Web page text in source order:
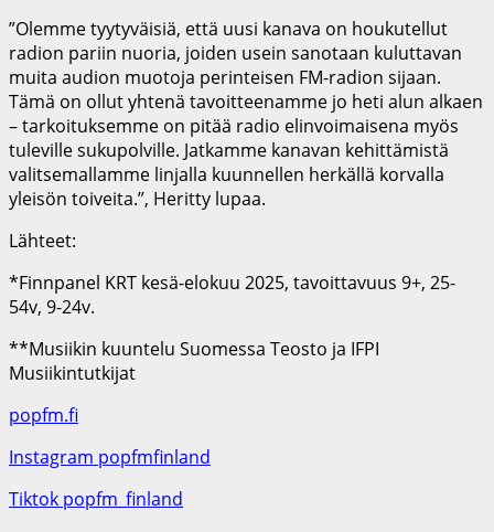
”Olemme tyytyväisiä, että uusi kanava on houkutellut
radion pariin nuoria, joiden usein sanotaan kuluttavan
muita audion muotoja perinteisen FM-radion sijaan.
Tämä on ollut yhtenä tavoitteenamme jo heti alun alkaen
– tarkoituksemme on pitää radio elinvoimaisena myös
tuleville sukupolville. Jatkamme kanavan kehittämistä
valitsemallamme linjalla kuunnellen herkällä korvalla
yleisön toiveita.”, Heritty lupaa.
Lähteet:
*Finnpanel KRT kesä-elokuu 2025, tavoittavuus 9+, 25-
54v, 9-24v.
**Musiikin kuuntelu Suomessa Teosto ja IFPI
Musiikintutkijat
popfm.fi
Instagram popfmfinland
Tiktok popfm_finland